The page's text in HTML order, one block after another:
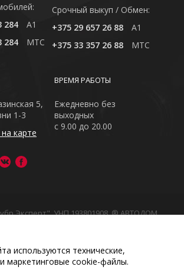
284
A1
284
MTC
Cрочный выкуп / Обмен:
+375 29 657 26 88
A1
+375 33 357 26 88
MTC
ВРЕМЯ РАБОТЫ
Ежедневно без
выходных
с 9.00 до 20.00
5,
1-3
карте
Эксперт", УНП 193801908. ® АВТОДОМ
внимание на то, что данный интернет-
информационный характер
либо копирование материалов
используются технические,
маркетинговые сооkіе-файлы.